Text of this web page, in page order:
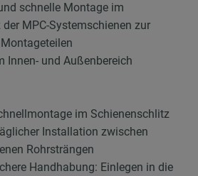
schnelle Montage im
MPC-Systemschienen zur
Innen- und Außenbereich
im Schienenschlitz
Installation zwischen
Rohrsträngen
Handhabung: Einlegen in die